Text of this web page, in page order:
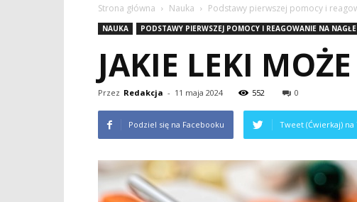
Strona główna Nauka Podstawy pierwszej pomocy i
NAUKA PODSTAWY PIERWSZEJ POMOCY I REAGOWANIE NA
JAKIE LEKI
Przez Redakcja - 11 maja 2024 552 0
Podziel się na Facebooku Tweet (Ćwierkaj)